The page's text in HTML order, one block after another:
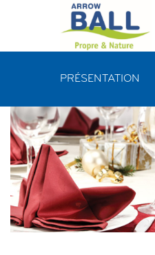
PRÉSENTATION
Panneau de gestion des cookies